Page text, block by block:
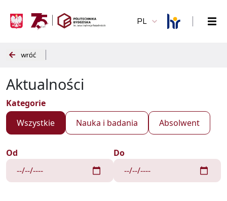
PL
wróć
Aktualności
Kategorie
Wszystkie
Nauka i badania Absolwent
Od Do